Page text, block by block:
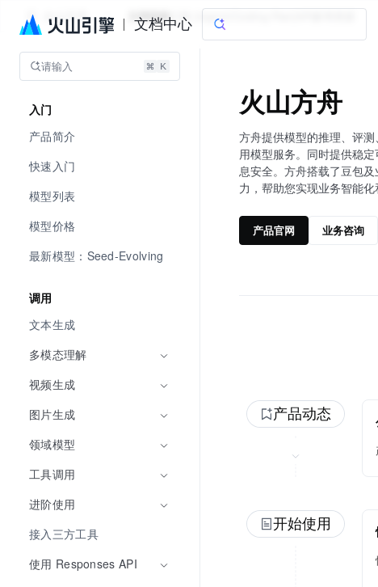
文档中心
火山方舟 文档指南订阅 [Agent/Coding Plan]
请输入
入门
产品简介
快速入门
模型列表
模型价格
最新模型：Seed-Evolving
调用
文本生成
多模态理解
视频生成
图片生成
领域模型
工具调用
进阶使用
接入三方工具
使用 Responses API
火山方舟
方舟提供模型的推理、评
用模型服务。同时提供稳
息安全。方舟搭载了豆包
力，帮助您实现业务智能化
产品官网 业务咨询
产品动态
开始使用